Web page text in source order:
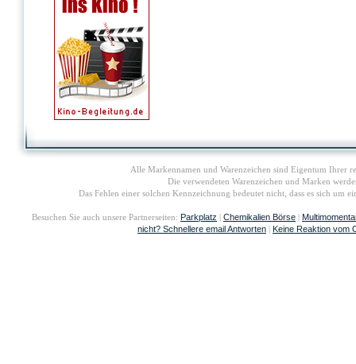
Alle Markennamen und Warenzeichen sind Eigentum Ihrer
Die verwendeten Warenzeichen und Marken
Das Fehlen einer solchen Kennzeichnung bedeutet nicht, dass es sich um
Besuchen Sie auch unsere Partnerseiten: Parkplatz Chemikalien Börse
nicht? Schnellere email Antworten
Keine Reaktion vom